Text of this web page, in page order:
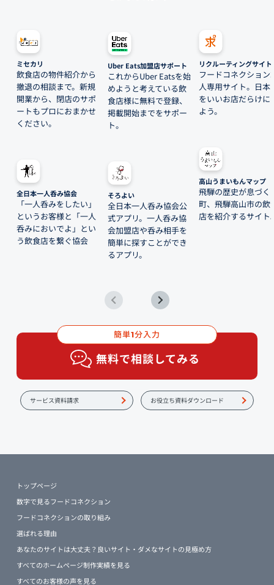
ミセカリ
飲食店の物件紹介から
撤退の相談まで。新規
開業から、閉店のサポ
ートもプロにおまかせ
ください。
全日本一人呑み協会
「一人呑みをしたい」
というお客様と「一人
呑みにおいでよ」とい
う飲食店を繋ぐ協会
Uber Eats加盟店サポート
これからUber Eatsを始
めようと考えている飲
食店様に無料で登録、
掲載開始までをサポー
ト。
そろよい
全日本一人呑み協会公
式アプリ。一人呑み協
会加盟店や呑み相手を
簡単に探すことができ
るアプリ。
リクルーティングサイト
フードコネクション
人専用サイト。日本
をいいお店だらけに
よう。
高山うまいもんマップ
飛騨の歴史が息づく
町、飛騨高山市の飲
店を紹介するサイト
簡単1分入力
無料で相談してみる
サービス資料請求 お役立ち資料ダウンロード
トップページ
数字で見るフードコネクション
フードコネクションの取り組み
選ばれる理由
あなたのサイトは大丈夫？良いサイト・ダメなサイトの見極め方
すべてのホームページ制作実績を見る
すべてのお客様の声を見る